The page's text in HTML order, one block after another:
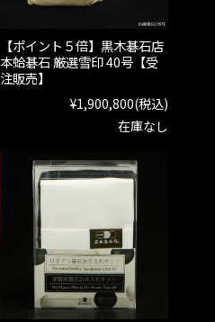
【ポイント５倍】黒木碁石店
本蛤碁石 厳選雪印 40号【受
注販売】
¥1,900,800(税込)
在庫なし